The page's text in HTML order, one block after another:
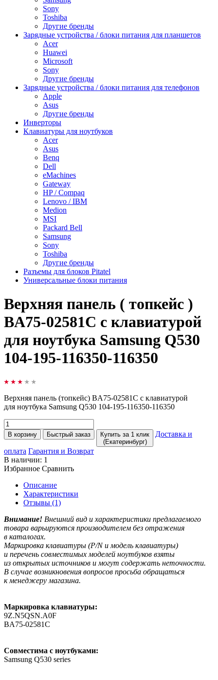
Sony
Toshiba
Другие бренды
Зарядные устройства / блоки питания для планшетов
Acer
Huawei
Microsoft
Sony
Другие бренды
Зарядные устройства / блоки питания для телефонов
Apple
Asus
Другие бренды
Инверторы
Клавиатуры для ноутбуков
Acer
Asus
Benq
Dell
eMachines
Gateway
HP / Compaq
Lenovo / IBM
Medion
MSI
Packard Bell
Samsung
Sony
Toshiba
Другие бренды
Разъемы для блоков Pitatel
Универсальные блоки питания
Верхняя панель ( топкейс )
BA75-02581C с клавиатурой
для ноутбука Samsung Q530
104-195-116350-116350
Верхняя панель (топкейс) BA75-02581C с клавиатурой
для ноутбука Samsung Q530 104-195-116350-116350
В корзину Быстрый заказ
Купить за 1 клик
(Екатеринбург)
Доставка и
оплата Гарантия и Возврат
В наличии: 1
Избранное Сравнить
Описание
Характеристики
Отзывы (1)
Внимание! Внешний вид и характеристики предлагаемого
товара варьируются производителем без отражения
в каталогах.
Маркировка клавиатуры (P/N и модель клавиатуры)
и перечень совместимых моделей ноутбуков взяты
из открытых источников и могут содержать неточности.
В случае возникновения вопросов просьба обращаться
к менеджеру магазина.
Маркировка клавиатуры:
9Z.N5QSN.A0F
BA75-02581C
Совместима с ноутбуками:
Samsung Q530 series